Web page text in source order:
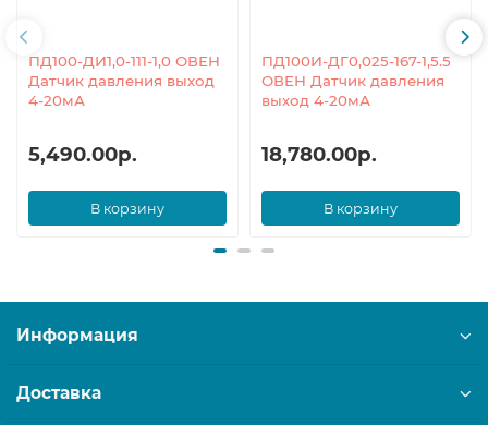
ПД100-ДИ1,0-111-1,0 ОВЕН
Датчик давления выход
4-20мА
5,490.00р.
В корзину
ПД100И-ДГ0,025-167-1,5.5
ОВЕН Датчик давления
выход 4-20мА
18,780.00р.
В корзину
Информация
Доставка